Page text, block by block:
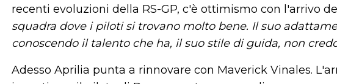
recenti evoluzioni della RS-GP, c'è ottimismo con l'arrivo
squadra dove i piloti si trovano molto bene. Il suo
conoscendo il talento che ha, il suo stile di guida, non
Adesso Aprilia punta a rinnovare con Maverick Vinales.